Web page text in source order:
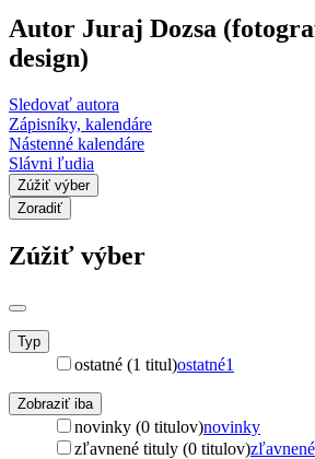
Autor Juraj Dozsa
design)
Sledovať autora
Zápisníky, kalendáre
Nástenné kalendáre
Slávni ľudia
Zúžiť výber
Zoradiť
Zúžiť výber
Typ
ostatné (1 titul)ostatné1
Zobraziť iba
novinky (0 titulov)novinky
zľavnené tituly (0 titulov)